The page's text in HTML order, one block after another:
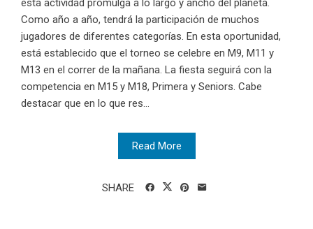
esta actividad promulga a lo largo y ancho del planeta.
Como año a año, tendrá la participación de muchos
jugadores de diferentes categorías. En esta oportunidad,
está establecido que el torneo se celebre en M9, M11 y
M13 en el correr de la mañana. La fiesta seguirá con la
competencia en M15 y M18, Primera y Seniors. Cabe
destacar que en lo que res...
Read More
SHARE